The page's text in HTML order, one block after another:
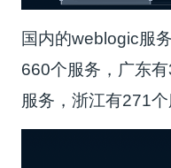
国内的weblogic服
660个服务，广东
服务，浙江有271